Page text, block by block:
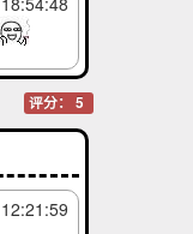
评分： 5